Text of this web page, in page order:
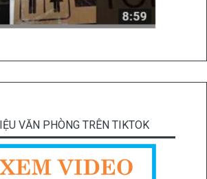
VĂN PHÒNG TRÊN TIKTOK